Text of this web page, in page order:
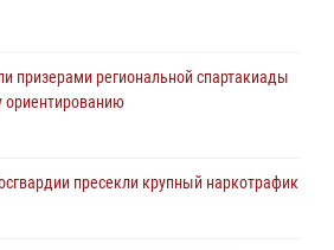
встречу с юными пограничниками
Алтайскому краю провело для детей
призерами региональной спартакиады
ориентированию
пресекли крупный наркотрафик